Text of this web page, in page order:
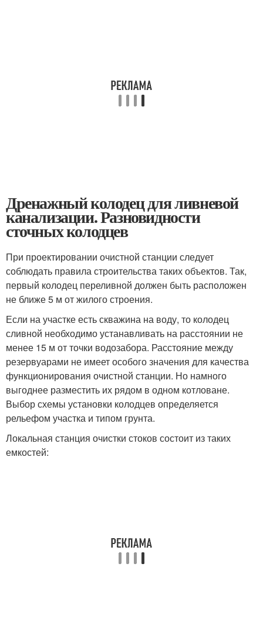
Дренажный колодец для ливневой
канализации. Разновидности
сточных колодцев
При проектировании очистной станции следует
соблюдать правила строительства таких объектов. Так,
первый колодец переливной должен быть расположен
не ближе 5 м от жилого строения.
Если на участке есть скважина на воду, то колодец
сливной необходимо устанавливать на расстоянии не
менее 15 м от точки водозабора. Расстояние между
резервуарами не имеет особого значения для качества
функционирования очистной станции. Но намного
выгоднее разместить их рядом в одном котловане.
Выбор схемы установки колодцев определяется
рельефом участка и типом грунта.
Локальная станция очистки стоков состоит из таких
емкостей: